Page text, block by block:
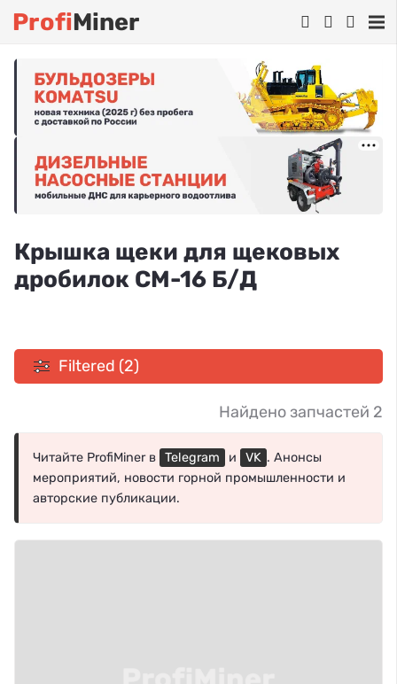
ProfiMiner
Крышка щеки для щековых
дробилок СМ-16 Б/Д
Filtered (2)
Найдено запчастей 2
Читайте ProfiMiner в Telegram и VK . Анонсы
мероприятий, новости горной промышленности и
авторские публикации.